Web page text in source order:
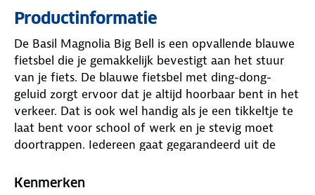
Productinformatie
De Basil Magnolia Big Bell is een opvallende blauwe
fietsbel die je gemakkelijk bevestigt aan het stuur
van je fiets. De blauwe fietsbel met ding-dong-
geluid zorgt ervoor dat je altijd hoorbaar bent in het
verkeer. Dat is ook wel handig als je een tikkeltje te
laat bent voor school of werk en je stevig moet
doortrappen. Iedereen gaat gegarandeerd uit de
jouw verkeersveiligheid en is daarom een onmisbaar
Kenmerken